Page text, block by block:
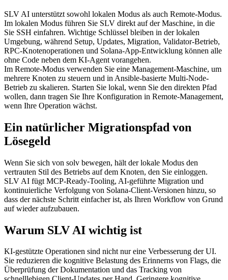
SLV AI unterstützt sowohl lokalen Modus als auch Remote-Modus.
Im lokalen Modus führen Sie SLV direkt auf der Maschine, in die
Sie SSH einfahren. Wichtige Schlüssel bleiben in der lokalen
Umgebung, während Setup, Updates, Migration, Validator-Betrieb,
RPC-Knotenoperationen und Solana-App-Entwicklung können alle
ohne Code neben dem KI-Agent vorangehen.
Im Remote-Modus verwenden Sie eine Management-Maschine, um
mehrere Knoten zu steuern und in Ansible-basierte Multi-Node-
Betrieb zu skalieren. Starten Sie lokal, wenn Sie den direkten Pfad
wollen, dann tragen Sie Ihre Konfiguration in Remote-Management,
wenn Ihre Operation wächst.
Ein natürlicher Migrationspfad von
Lösegeld
Wenn Sie sich von solv bewegen, hält der lokale Modus den
vertrauten Stil des Betriebs auf dem Knoten, den Sie einloggen.
SLV AI fügt MCP-Ready-Tooling, AI-geführte Migration und
kontinuierliche Verfolgung von Solana-Client-Versionen hinzu, so
dass der nächste Schritt einfacher ist, als Ihren Workflow von Grund
auf wieder aufzubauen.
Warum SLV AI wichtig ist
KI-gestützte Operationen sind nicht nur eine Verbesserung der UI.
Sie reduzieren die kognitive Belastung des Erinnerns von Flags, die
Überprüfung der Dokumentation und das Tracking von